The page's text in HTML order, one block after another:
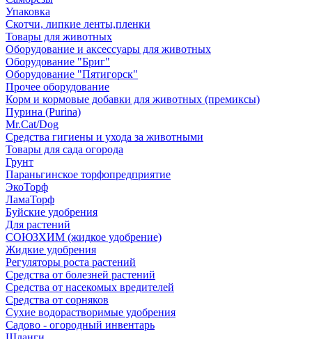
Упаковка
Скотчи, липкие ленты,пленки
Товары для животных
Оборудование и аксессуары для животных
Оборудование "Бриг"
Оборудование "Пятигорск"
Прочее оборудование
Корм и кормовые добавки для животных (премиксы)
Пурина (Purina)
Mr.Cat/Dog
Средства гигиены и ухода за животными
Товары для сада огорода
Грунт
Параньгинское торфопредприятие
ЭкоТорф
ЛамаТорф
Буйские удобрения
Для растений
СОЮЗХИМ (жидкое удобрение)
Жидкие удобрения
Регуляторы роста растений
Средства от болезней растений
Средства от насекомых вредителей
Средства от сорняков
Сухие водорастворимые удобрения
Садово - огородный инвентарь